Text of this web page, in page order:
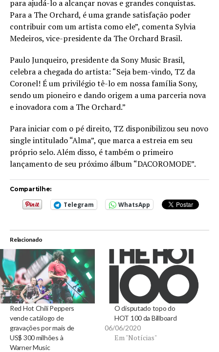
para ajudá-lo a alcançar novas e grandes conquistas.
Para a The Orchard, é uma grande satisfação poder
contribuir com um artista como ele”, comenta Sylvia
Medeiros, vice-presidente da The Orchard Brasil.
Paulo Junqueiro, presidente da Sony Music Brasil,
celebra a chegada do artista: “Seja bem-vindo, TZ da
Coronel! É um privilégio tê-lo em nossa família Sony,
sendo um pioneiro e dando origem a uma parceria nova
e inovadora com a The Orchard.”
Para iniciar com o pé direito, TZ disponibilizou seu novo
single intitulado “Alma”, que marca a estreia em seu
próprio selo. Além disso, é também o primeiro
lançamento de seu próximo álbum “DACOROMODE”.
Compartilhe:
Telegram WhatsApp
Relacionado
Red Hot Chili Peppers
vende catálogo de
gravações por mais de
US$ 300 milhões à
Warner Music
O disputado topo do
HOT 100 da Billboard
06/06/2020
Em "Notícias"